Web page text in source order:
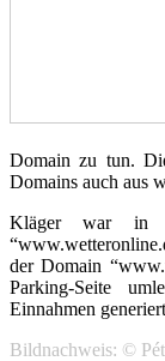
Domain zu tun.
Domains auch aus
Kläger war in
der Domain
Parking-Seite
Einnahmen
Bildnachweis: ©